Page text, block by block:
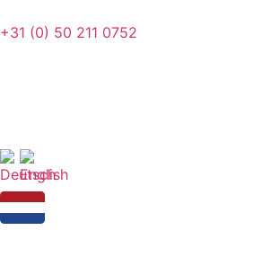
+31 (0) 50 211 0752